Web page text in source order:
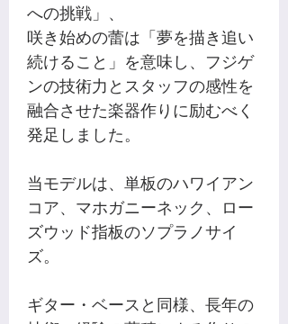
への挑戦」、
咲き始めの蕾は「夢を描き追い
続けること」を意味し、フジゲ
ンの技術力とスタッフの感性を
融合させた楽器作りに励むべく
発足しました。
当モデルは、単板のハワイアン
コア、マホガニーネック、ロー
ズウッド指板のソプラノサイ
ズ。
ギター・ベースと同様、長年の